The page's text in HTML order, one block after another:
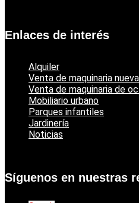
Enlaces de interés
Alquiler
Venta de maquinaria nueva
Venta de maquinaria de
Mobiliario urbano
Parques infantiles
Jardinería
Noticias
Síguenos en nuestras